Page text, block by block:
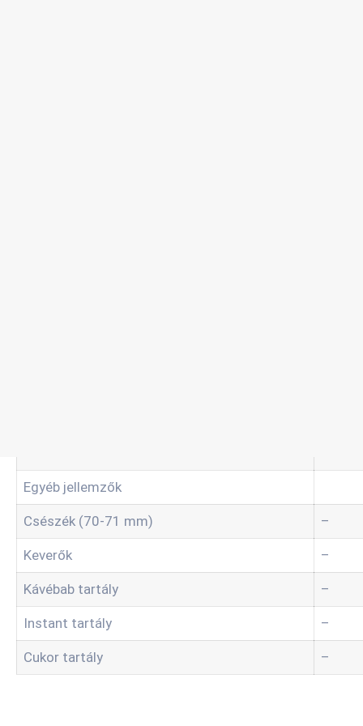
98 x
Egyéb jellemzők
Csészék (70-71 mm) –
Keverők –
Kávébab tartály –
Instant tartály –
Cukor tartály –